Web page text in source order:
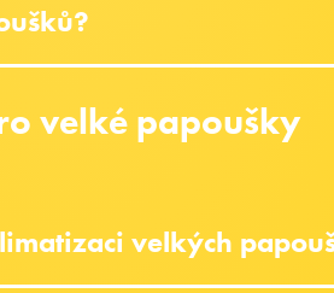
velké papoušky
velkých